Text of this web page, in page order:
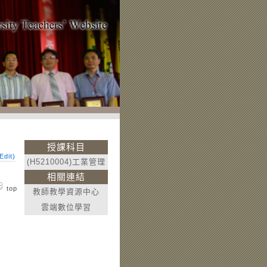
top
授課科目
(H5210004)工業管理
相關連結
教師教學資源中心
雲端數位學習